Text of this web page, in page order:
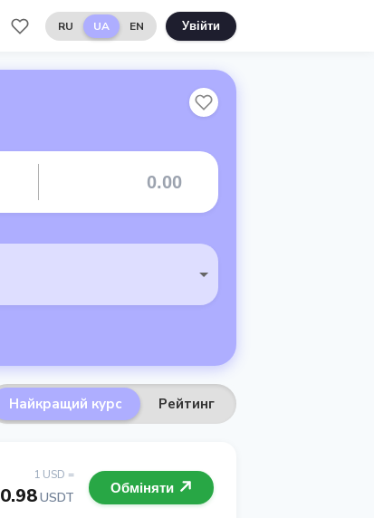
RU UA EN Увійти
Найкращий курс Рейтинг
1 USD =
0.98USDT
Обміняти